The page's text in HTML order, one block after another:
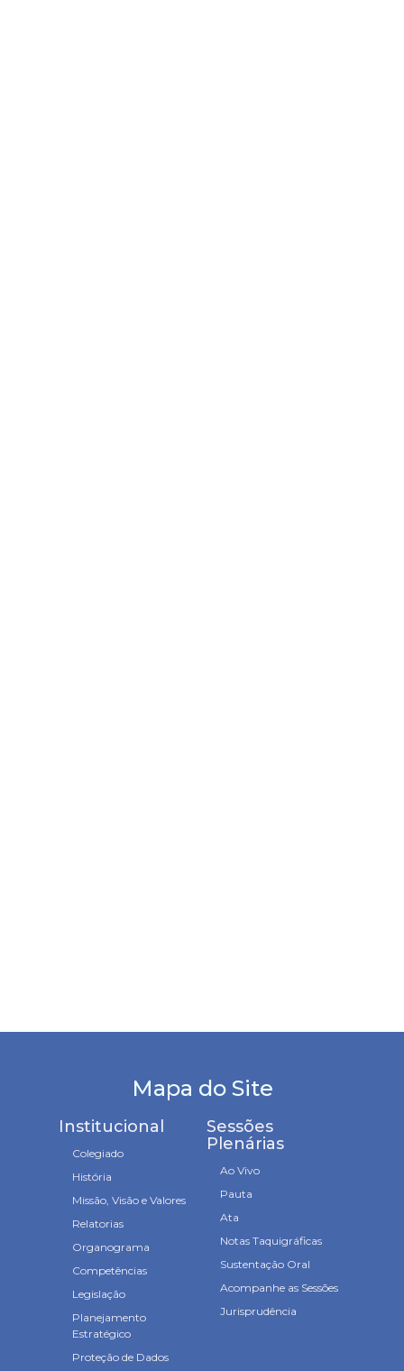
Mapa do Site
Institucional
Colegiado
História
Missão, Visão e Valores
Relatorias
Organograma
Competências
Legislação
Planejamento
Estratégico
Proteção de Dados
Sessões
Plenárias
Ao Vivo
Pauta
Ata
Notas Taquigráficas
Sustentação Oral
Acompanhe as Sessões
Jurisprudência